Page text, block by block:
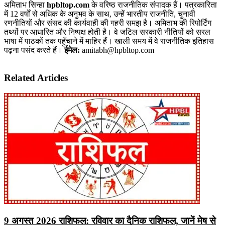
अमिताभ सिन्हा hpbltop.comके वरिष्ठ राजनीतिक संपादक हैं। पत्रकारिता
में 12 वर्षों से अधिक के अनुभव के साथ, उन्हें भारतीय राजनीति, चुनावी
रणनीतियों और संसद की कार्यवाही की गहरी समझ है। अमिताभ की रिपोर्टिंग
तथ्यों पर आधारित और निष्पक्ष होती है। वे जटिल सरकारी नीतियों को सरल
भाषा में पाठकों तक पहुँचाने में माहिर हैं। खाली समय में वे राजनीतिक इतिहास
पढ़ना पसंद करते हैं।ईमेल: amitabh@hpbltop.com
Related Articles
9 अगस्त 2026 राशिफल: रविवार का दैनिक राशिफल, जानें मेष से